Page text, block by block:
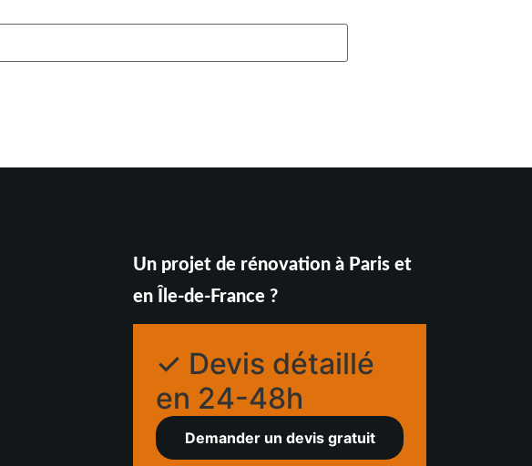
Un projet de rénovation à Paris et
en Île-de-France ?
✓ Devis détaillé
en 24-48h
Demander un devis gratuit